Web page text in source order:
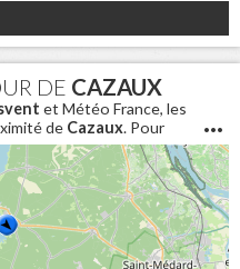
DE CAZAUX
et Météo France, les
de Cazaux. Pour
et avoir la vitesse du